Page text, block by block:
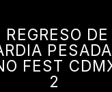
REGRESO
FEST
2